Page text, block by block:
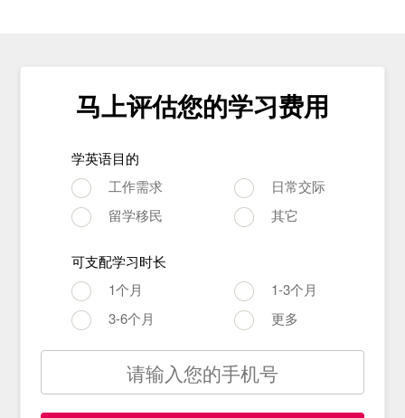
马上评估您的学习费用
学英语目的
工作需求
日常交际
留学移民
其它
可支配学习时长
1个月
1-3个月
3-6个月
更多